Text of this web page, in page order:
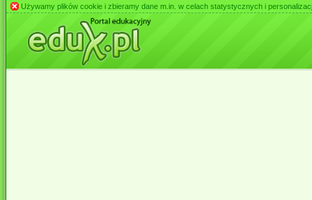
Używamy plików cookie i zbieramy dane m.in. w celach statystycznych i